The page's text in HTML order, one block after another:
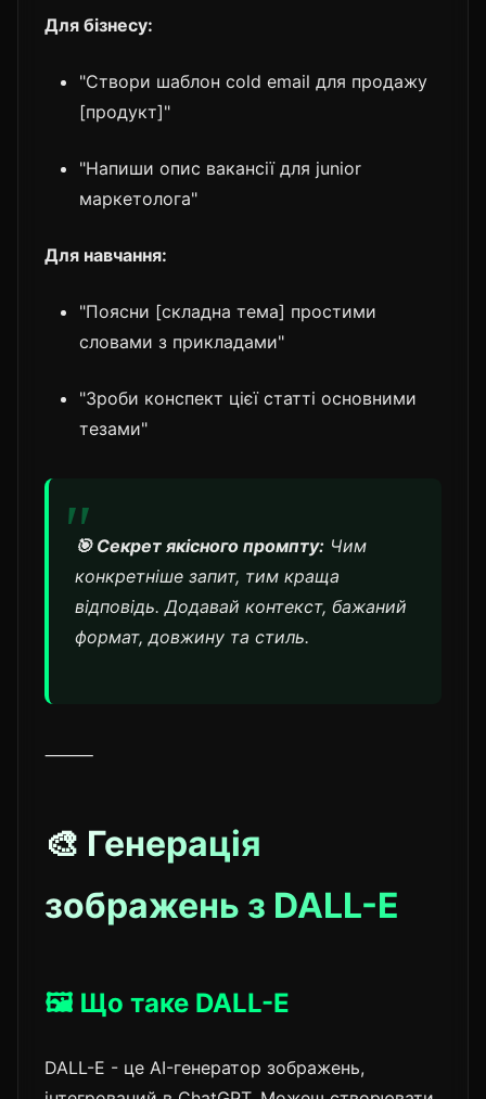
Для бізнесу:
"Створи шаблон cold email для продажу
[продукт]"
"Напиши опис вакансії для junior
маркетолога"
Для навчання:
"Поясни [складна тема] простими
словами з прикладами"
"Зроби конспект цієї статті основними
тезами"
🎯 Секрет якісного промпту: Чим
конкретніше запит, тим краща
відповідь. Додавай контекст, бажаний
формат, довжину та стиль.
⸻
🎨 Генерація
зображень з DALL-E
🖼️ Що таке DALL-E
DALL-E - це AI-генератор зображень,